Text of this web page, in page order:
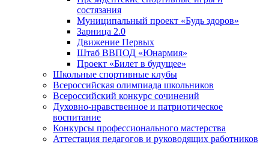
состязания
Муниципальный проект «Будь здоров»
Зарница 2.0
Движение Первых
Штаб ВВПОД «Юнармия»
Проект «Билет в будущее»
Школьные спортивные клубы
Всероссийская олимпиада школьников
Всероссийский конкурс сочинений
Духовно-нравственное и патриотическое
воспитание
Конкурсы профессионального мастерства
Аттестация педагогов и руководящих работников